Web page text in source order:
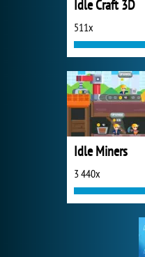
Idle Craft 3D
511x
Idle Miners
3 440x